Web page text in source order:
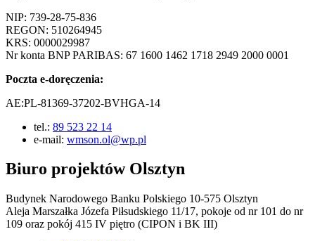
NIP: 739-28-75-836
REGON: 510264945
KRS: 0000029987
Nr konta BNP PARIBAS: 67 1600 1462 1718 2949 2000 0001
Poczta e-doręczenia:
AE:PL-81369-37202-BVHGA-14
tel.: 89 523 22 14
e-mail: wmson.ol@wp.pl
Biuro projektów Olsztyn
Budynek Narodowego Banku Polskiego 10-575 Olsztyn
Aleja Marszałka Józefa Piłsudskiego 11/17, pokoje od nr 101 do nr
109 oraz pokój 415 IV piętro (CIPON i BK III)